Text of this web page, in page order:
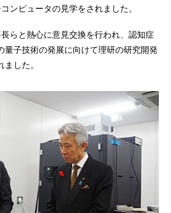
ンピュータの見学をされました。
らと熱心に意見交換を行われ、認知症
量子技術の発展に向けて理研の研究開発
した。